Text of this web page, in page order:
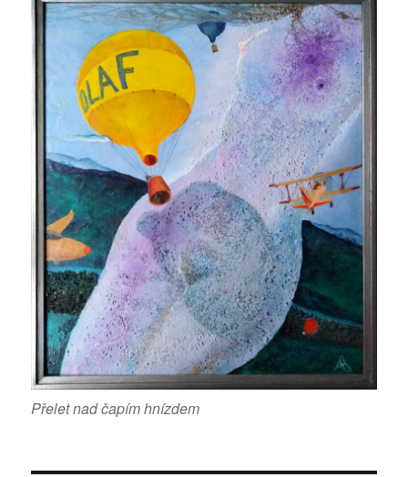
Přelet nad čapím hnízdem